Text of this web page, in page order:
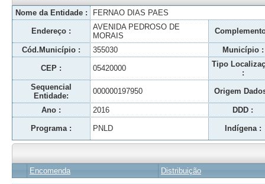
Nome da Entidade :
FERNAO DIAS PAES
Endereço :
AVENIDA PEDROSO DE
MORAIS
Cód.Município : 355030 Município :
CEP : 05420000
Tipo
:
Sequencial
Entidade:
000000197950 Origem
Ano : 2016 DDD :
Programa : PNLD Indígena :
Encomenda Distribuição